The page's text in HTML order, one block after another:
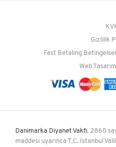
Gizlilik
Fast Betaling
Web Tasarım
Danimarka Diyanet Vakfı, 2860
maddesi uyarınca T.C. İstanbul